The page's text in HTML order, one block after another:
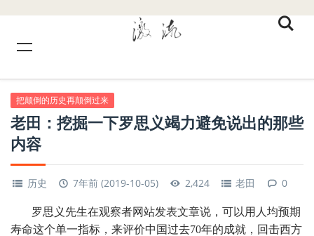
把颠倒的历史再颠倒过来
老田：挖掘一下罗思义竭力避免说出的那些
内容
历史 7年前 (2019-10-05) 2,424 老田 0
罗思义先生在观察者网站发表文章说，可以用人均预期
寿命这个单一指标，来评价中国过去70年的成就，回击西方